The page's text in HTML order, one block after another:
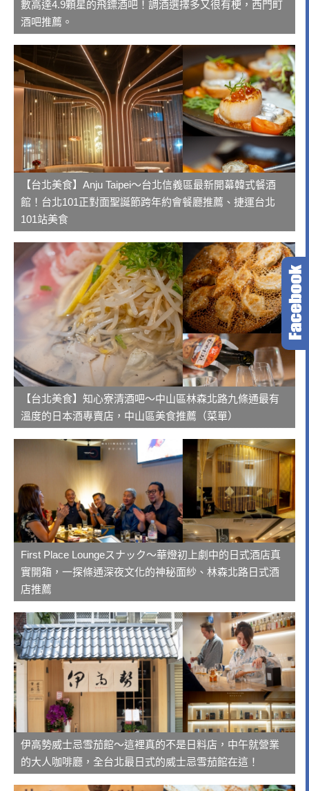
數高達4.9顆星的飛鏢酒吧！調酒選擇多又很有梗，西門町
酒吧推薦。
【台北美食】Anju Taipei～台北信義區最新開幕韓式餐酒
館！台北101正對面聖誕節跨年約會餐廳推薦、捷運台北
101站美食
【台北美食】知心寮清酒吧～中山區林森北路九條通最有
溫度的日本酒專賣店，中山區美食推薦（菜單）
First Place Loungeスナック～華燈初上劇中的日式酒店真
實開箱，一探條通深夜文化的神秘面紗、林森北路日式酒
店推薦
伊高勢威士忌雪茄館～這裡真的不是日料店，中午就營業
的大人咖啡廳，全台北最日式的威士忌雪茄館在這！